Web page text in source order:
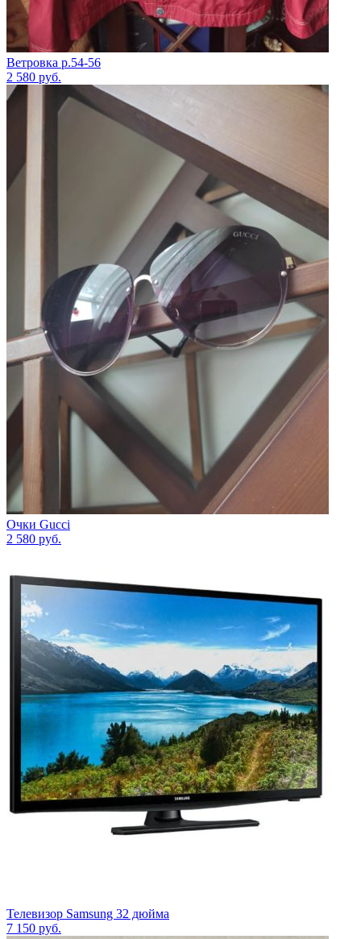
Ветровка р.54-56
2 580 руб.
Очки Gucci
2 580 руб.
Телевизор Samsung 32 дюйма
7 150 руб.